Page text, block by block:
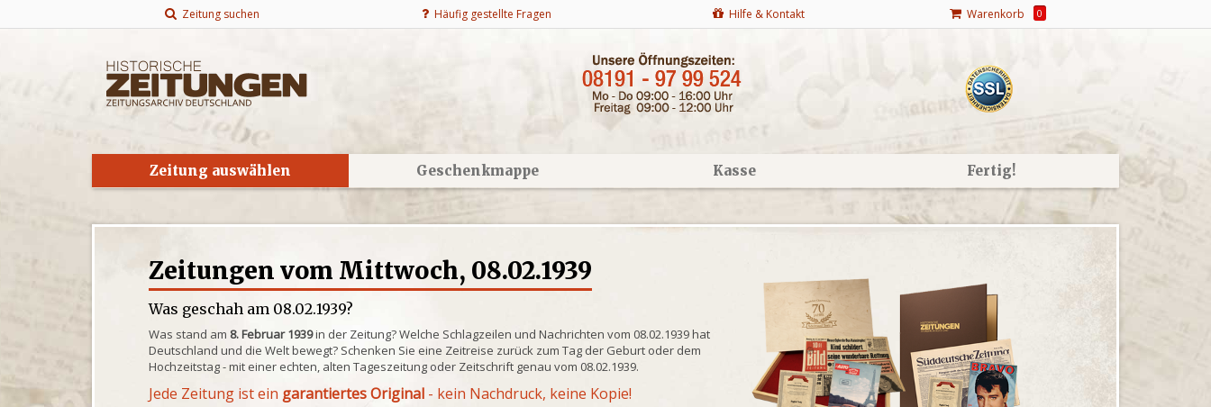
Zeitung suchen Häufig gestellte Fragen Hilfe & Kontakt Warenkorb 0
Zeitung auswählen Geschenkmappe Kasse Fertig!
Zeitungen vom Mittwoch, 08.02.1939
Was geschah am 08.02.1939?
Was stand am 8. Februar 1939in der Zeitung? Welche Schlagzeilen und Nachrichten vom 08.02.1939 hat
Deutschland und die Welt bewegt? Schenken Sie eine Zeitreise zurück zum Tag der Geburt oder dem
Hochzeitstag - mit einer echten, alten Tageszeitung oder Zeitschrift genau vom 08.02.1939.
Jede Zeitung ist ein garantiertes Original - kein Nachdruck, keine Kopie!